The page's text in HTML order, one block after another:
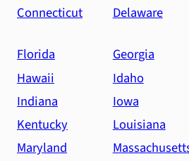
Connecticut
Delaware
Florida
Georgia
Hawaii
Idaho
Indiana
Iowa
Kentucky
Louisiana
Maryland